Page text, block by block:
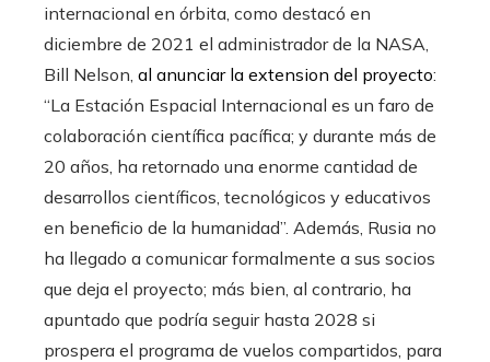
internacional en órbita, como destacó en
diciembre de 2021 el administrador de la NASA,
Bill Nelson, al anunciar la extension del proyecto:
“La Estación Espacial Internacional es un faro de
colaboración científica pacífica; y durante más de
20 años, ha retornado una enorme cantidad de
desarrollos científicos, tecnológicos y educativos
en beneficio de la humanidad”. Además, Rusia no
ha llegado a comunicar formalmente a sus socios
que deja el proyecto; más bien, al contrario, ha
apuntado que podría seguir hasta 2028 si
prospera el programa de vuelos compartidos, para